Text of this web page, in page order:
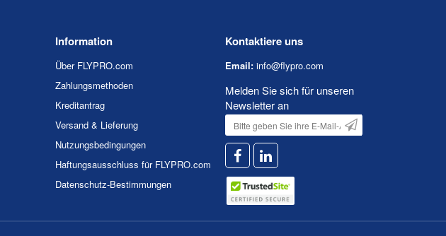
Information
Über FLYPRO.com
Zahlungsmethoden
Kreditantrag
Versand & Lieferung
Nutzungsbedingungen
Haftungsausschluss für FLYPRO.com
Datenschutz-Bestimmungen
Kontaktiere uns
Email: info@flypro.com
Melden Sie sich für unseren
Newsletter an